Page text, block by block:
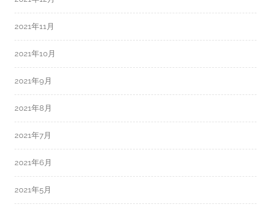
2021年11月
2021年10月
2021年9月
2021年8月
2021年7月
2021年6月
2021年5月